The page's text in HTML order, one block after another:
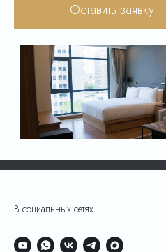
Оставить заявку
В социальных сетях